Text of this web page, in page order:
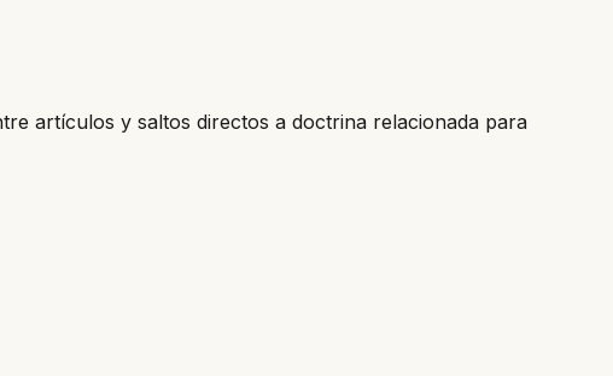
artículos y saltos directos a doctrina relacionada para